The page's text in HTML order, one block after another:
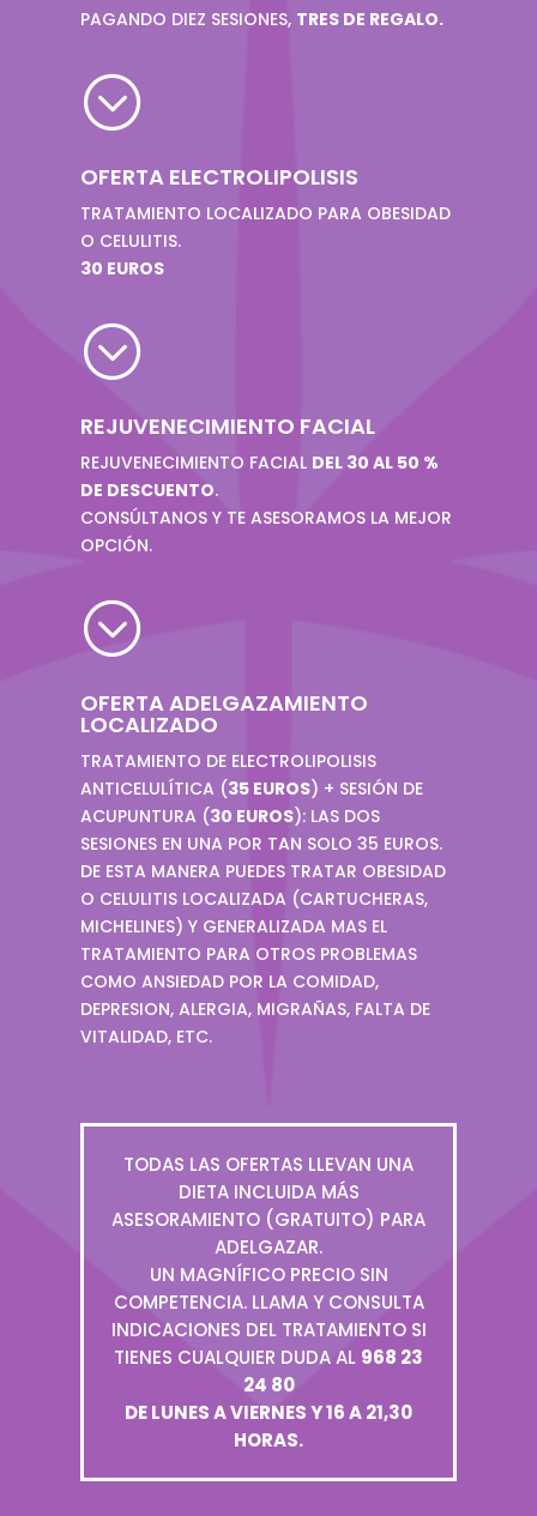
PAGANDO DIEZ SESIONES, TRES DE REGALO.
;
OFERTA ELECTROLIPOLISIS
TRATAMIENTO LOCALIZADO PARA OBESIDAD
O CELULITIS.
30 EUROS
;
REJUVENECIMIENTO FACIAL
REJUVENECIMIENTO FACIAL DEL 30 AL 50 %
DE DESCUENTO.
CONSÚLTANOS Y TE ASESORAMOS LA MEJOR
OPCIÓN.
;
OFERTA ADELGAZAMIENTO
LOCALIZADO
TRATAMIENTO DE ELECTROLIPOLISIS
ANTICELULÍTICA (35 EUROS) + SESIÓN DE
ACUPUNTURA (30 EUROS): LAS DOS
SESIONES EN UNA POR TAN SOLO 35 EUROS.
DE ESTA MANERA PUEDES TRATAR OBESIDAD
O CELULITIS LOCALIZADA (CARTUCHERAS,
MICHELINES) Y GENERALIZADA MAS EL
TRATAMIENTO PARA OTROS PROBLEMAS
COMO ANSIEDAD POR LA COMIDAD,
DEPRESION, ALERGIA, MIGRAÑAS, FALTA DE
VITALIDAD, ETC.
TODAS LAS OFERTAS LLEVAN UNA
DIETA INCLUIDA MÁS
ASESORAMIENTO (GRATUITO) PARA
ADELGAZAR.
UN MAGNÍFICO PRECIO SIN
COMPETENCIA. LLAMA Y CONSULTA
INDICACIONES DEL TRATAMIENTO SI
TIENES CUALQUIER DUDA AL 968 23
24 80
DE LUNES A VIERNES Y 16 A 21,30
HORAS.